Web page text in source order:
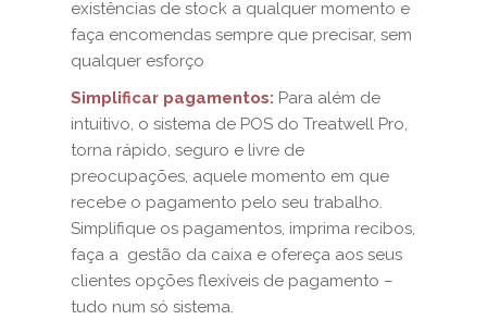
existências de stock a qualquer momento e
faça encomendas sempre que precisar, sem
qualquer esforço
Simplificar pagamentos: Para além de
intuitivo, o sistema de POS do Treatwell Pro,
torna rápido, seguro e livre de
preocupações, aquele momento em que
recebe o pagamento pelo seu trabalho.
Simplifique os pagamentos, imprima recibos,
faça a gestão da caixa e ofereça aos seus
clientes opções flexíveis de pagamento –
tudo num só sistema.